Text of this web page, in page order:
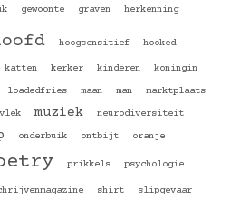
gewoonte graven herkenning
hoogsensitief hooked
katten kerker kinderen koningin
loadedfries maan man marktplaats
muziek neurodiversiteit
onderbuik ontbijt oranje
prikkels psychologie
shirt slipgevaar